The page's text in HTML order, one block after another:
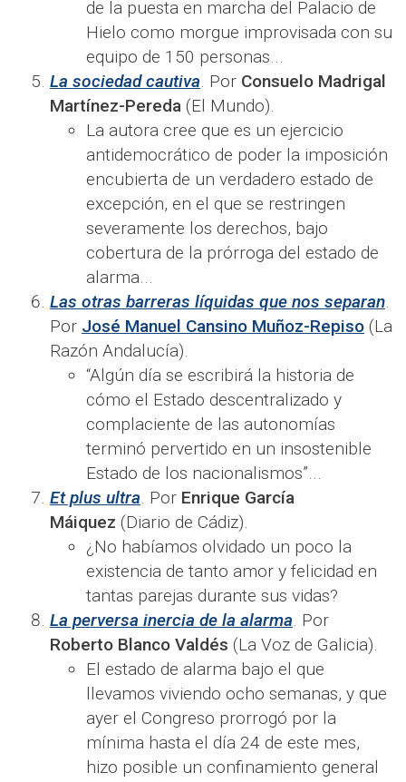
de la puesta en marcha del Palacio de
Hielo como morgue improvisada con su
equipo de 150 personas...
La sociedad cautiva. Por Consuelo Madrigal
Martínez-Pereda (El Mundo).
La autora cree que es un ejercicio
antidemocrático de poder la imposición
encubierta de un verdadero estado de
excepción, en el que se restringen
severamente los derechos, bajo
cobertura de la prórroga del estado de
alarma...
Las otras barreras líquidas que nos separan.
Por José Manuel Cansino Muñoz-Repiso (La
Razón Andalucía).
“Algún día se escribirá la historia de
cómo el Estado descentralizado y
complaciente de las autonomías
terminó pervertido en un insostenible
Estado de los nacionalismos”...
Et plus ultra. Por Enrique García
Máiquez (Diario de Cádiz).
¿No habíamos olvidado un poco la
existencia de tanto amor y felicidad en
tantas parejas durante sus vidas?
La perversa inercia de la alarma. Por
Roberto Blanco Valdés (La Voz de Galicia).
El estado de alarma bajo el que
llevamos viviendo ocho semanas, y que
ayer el Congreso prorrogó por la
mínima hasta el día 24 de este mes,
hizo posible un confinamiento general